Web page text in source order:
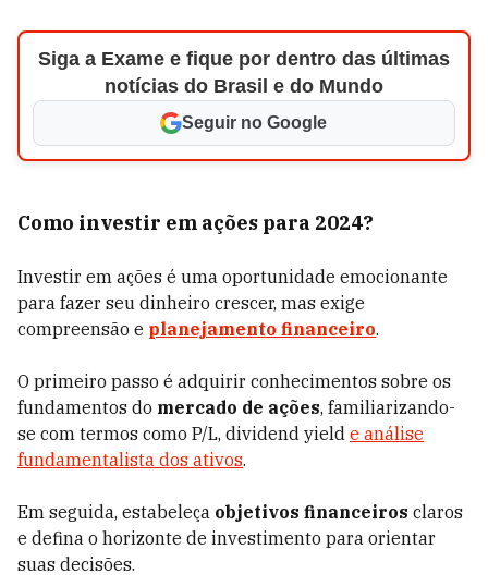
Siga a Exame e fique por dentro das últimas
notícias do Brasil e do Mundo
Seguir no Google
Como investir em ações para 2024?
Investir em ações é uma oportunidade emocionante
para fazer seu dinheiro crescer, mas exige
compreensão e planejamento financeiro.
O primeiro passo é adquirir conhecimentos sobre os
fundamentos do mercado de ações, familiarizando-
se com termos como P/L, dividend yield e análise
fundamentalista dos ativos.
Em seguida, estabeleça objetivos financeiros claros
e defina o horizonte de investimento para orientar
suas decisões.